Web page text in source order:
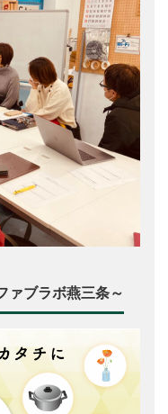
ァブラボ燕三条～